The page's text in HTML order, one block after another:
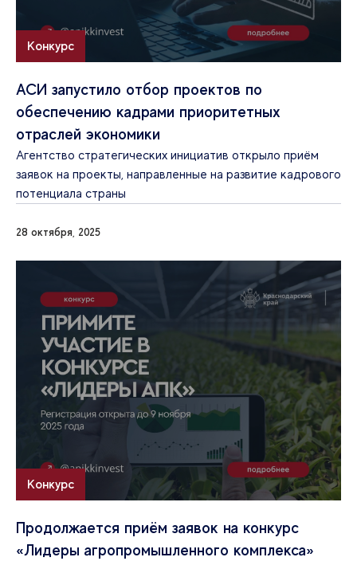
Конкурс
АСИ запустило отбор проектов по
обеспечению кадрами приоритетных
отраслей экономики
Агентство стратегических инициатив открыло приём
заявок на проекты, направленные на развитие кадрового
потенциала страны
28 октября, 2025
Конкурс
Продолжается приём заявок на конкурс
«Лидеры агропромышленного комплекса»